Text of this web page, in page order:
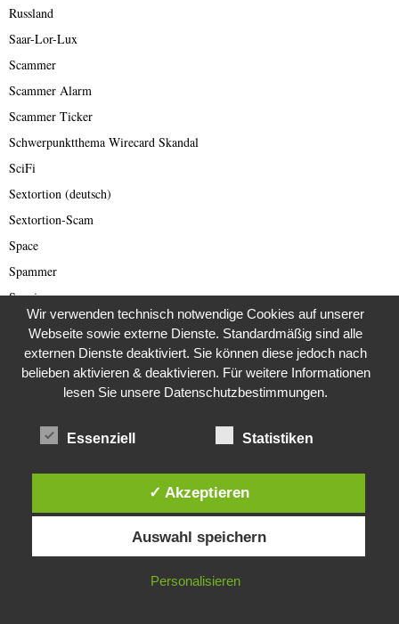
Russland
Saar-Lor-Lux
Scammer
Scammer Alarm
Scammer Ticker
Schwerpunktthema Wirecard Skandal
SciFi
Sextortion (deutsch)
Sextortion-Scam
Space
Spammer
Spanien
Sport
Südafrika
Super8
Taliban
Teneriffa
Tipp
Diese Website verwendet Cookies. Durch die weitere Nutzung dieser
Website stimmst du der Verwendung von Cookies zu.
IN ORDNUNG
Wir verwenden technisch notwendige Cookies auf unserer
Webseite sowie externe Dienste. Standardmäßig sind alle
externen Dienste deaktiviert. Sie können diese jedoch nach
belieben aktivieren & deaktivieren. Für weitere Informationen
lesen Sie unsere Datenschutzbestimmungen.
Essenziell Statistiken
✓ Akzeptieren
Auswahl speichern
Personalisieren